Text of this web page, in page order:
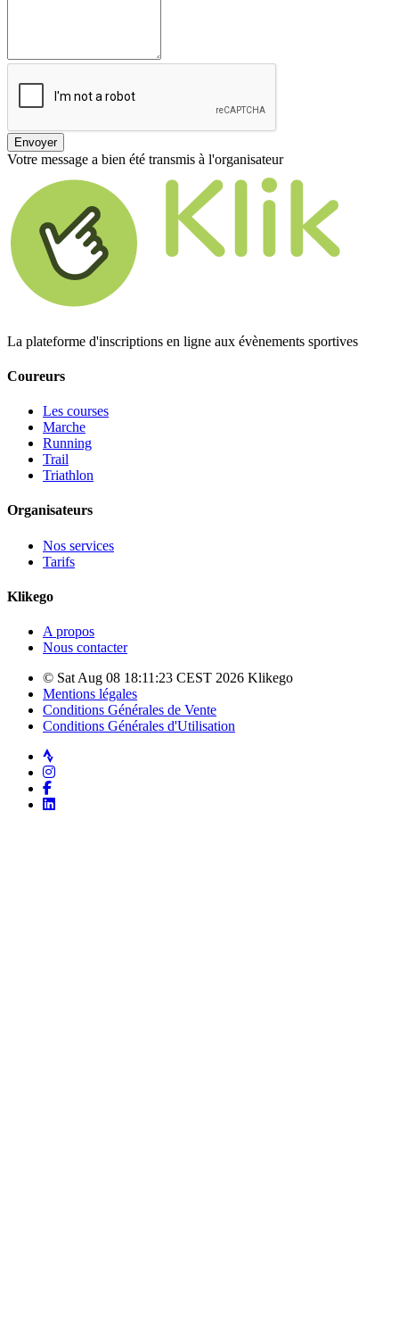
Envoyer
Votre message a bien été transmis à l'organisateur
La plateforme d'inscriptions en ligne aux évènements sportives
Coureurs
Les courses
Marche
Running
Trail
Triathlon
Organisateurs
Nos services
Tarifs
Klikego
A propos
Nous contacter
© Sat Aug 08 18:11:23 CEST 2026 Klikego
Mentions légales
Conditions Générales de Vente
Conditions Générales d'Utilisation
Strava
Instagram
Facebook
LinkedIn